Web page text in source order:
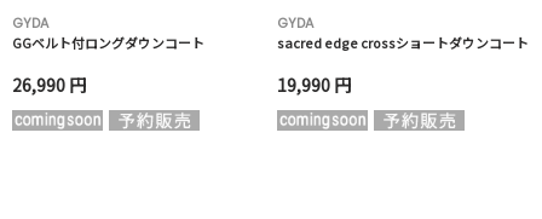
GYDA
GGベルト付ロングダウンコート
26,990 円
GYDA
sacred edge crossショートダウンコート
19,990 円